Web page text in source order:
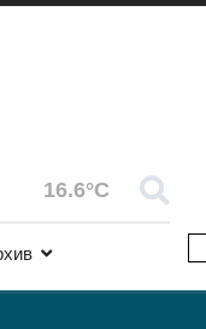
16.6°C